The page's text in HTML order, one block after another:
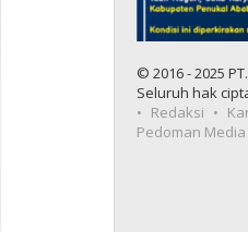
© 2016 - 2025
Seluruh hak
Redaksi
Pedoman